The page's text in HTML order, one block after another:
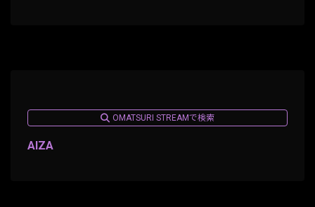
OMATSURI STREAMで検索
AIZA